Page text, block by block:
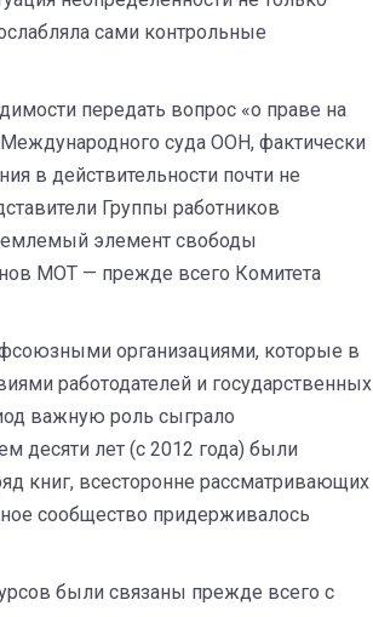
сами контрольные
передать вопрос «о праве на
суда ООН, фактически
в действительности почти не
Группы работников
элемент свободы
МОТ — прежде всего Комитета
организациями, которые в
работодателей и государственных
важную роль сыграло
десяти лет (с 2012 года) были
книг, всесторонне рассматривающих
сообщество придерживалось
были связаны прежде всего с